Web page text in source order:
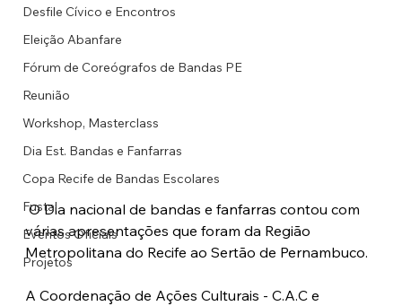
Desfile Cívico e Encontros
Eleição Abanfare
Fórum de Coreógrafos de Bandas PE
Reunião
Workshop, Masterclass
Dia Est. Bandas e Fanfarras
Copa Recife de Bandas Escolares
Fustal
Eventos Oficiais
Projetos
O Dia nacional de bandas e fanfarras contou com
várias apresentações que foram da Região
Metropolitana do Recife ao Sertão de Pernambuco.
A Coordenação de Ações Culturais - C.A.C e